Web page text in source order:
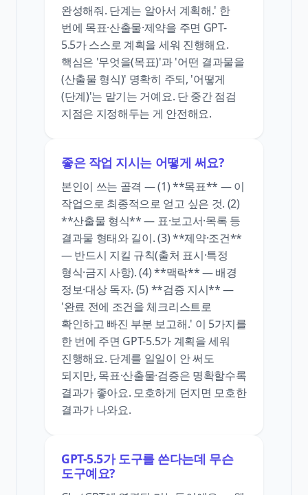
완성해줘. 단계는 알아서 계획해.' 한
번에 목표·산출물·제약을 주면 GPT-
5.5가 스스로 계획을 세워 진행해요.
핵심은 '무엇을(목표)'과 '어떤 결과물을
(산출물 형식)' 명확히 주되, '어떻게
(단계)'는 맡기는 거예요. 단 중간 점검
지점은 지정해두는 게 안전해요.
좋은 작업 지시는 어떻게 써요?
본인이 쓰는 골격 — (1) **목표** — 이
작업으로 최종적으로 얻고 싶은 것. (2)
**산출물 형식** — 표·보고서·목록 등
결과물 형태와 길이. (3) **제약·조건**
— 반드시 지킬 규칙(출처 표시·특정
형식·금지 사항). (4) **맥락** — 배경
정보·대상 독자. (5) **검증 지시** —
'완료 전에 조건을 체크리스트로
확인하고 빠진 부분 보고해.' 이 5가지를
한 번에 주면 GPT-5.5가 계획을 세워
진행해요. 단계를 일일이 안 써도
되지만, 목표·산출물·검증은 명확할수록
결과가 좋아요. 모호하게 던지면 모호한
결과가 나와요.
GPT-5.5가 도구를 쓴다는데 무슨
도구예요?